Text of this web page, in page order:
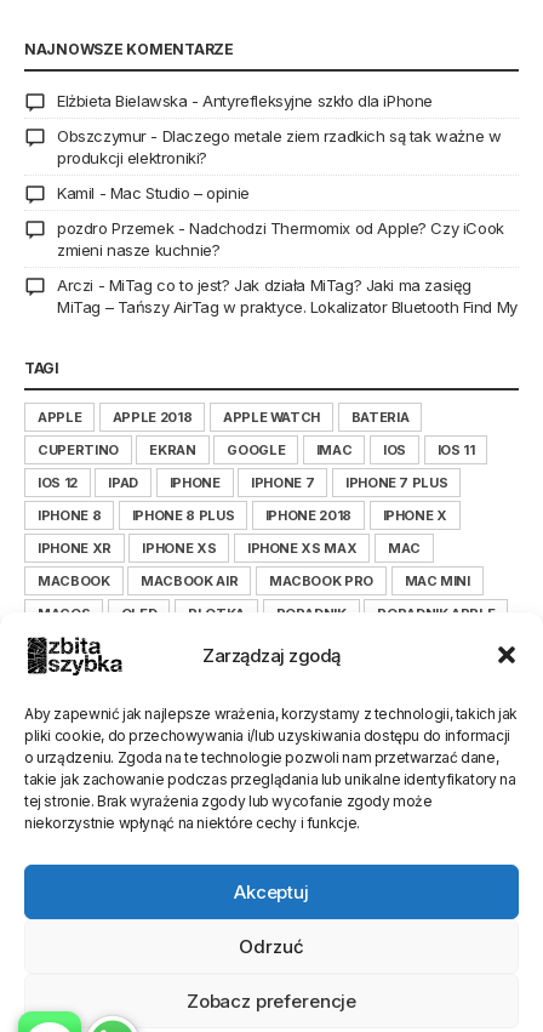
Zarządzaj zgodą
Aby zapewnić jak najlepsze wrażenia, korzystamy z technologii, takich jak
pliki cookie, do przechowywania i/lub uzyskiwania dostępu do informacji
o urządzeniu. Zgoda na te technologie pozwoli nam przetwarzać dane,
takie jak zachowanie podczas przeglądania lub unikalne identyfikatory na
tej stronie. Brak wyrażenia zgody lub wycofanie zgody może
niekorzystnie wpłynąć na niektóre cechy i funkcje.
Akceptuj
Odrzuć
Zobacz preferencje
NAJNOWSZE KOMENTARZE
Elżbieta Bielawska -Antyrefleksyjne szkło dla iPhone
Obszczymur- Dlaczego metale ziem rzadkich są tak ważne w
produkcji elektroniki?
Kamil - Mac Studio – opinie
pozdro Przemek- Nadchodzi Thermomix od Apple? Czy iCook
zmieni nasze kuchnie?
Arczi - MiTag co to jest? Jak działa MiTag? Jaki ma zasięg
MiTag – Tańszy AirTag w praktyce. Lokalizator Bluetooth Find My
TAGI
APPLE APPLE 2018 APPLE WATCH
BATERIA
CUPERTINO
EKRAN GOOGLE IMAC IOS
IOS 11
IOS 12
IPAD IPHONE IPHONE 7
IPHONE 7 PLUS
IPHONE 8
IPHONE 8 PLUS IPHONE 2018
IPHONE X
IPHONE XR
IPHONE XS IPHONE XS MAX
MAC
MACBOOK
MACBOOK AIR MACBOOK PRO
MAC MINI
MACOS
OLED PLOTKA PORADNIK
PORADNIK APPLE
PORADNIK IOS
PORADNIK IPHONE
PORADNIK ZBITASZYBKA.PL
SMARTFON
TIM COOK WYŚWIETLACZ
XIAOMI
XIAOMILEPSZE
XIAOMI POLSKA
ZBITASZYBKA
ZBITASZYBKA.PL